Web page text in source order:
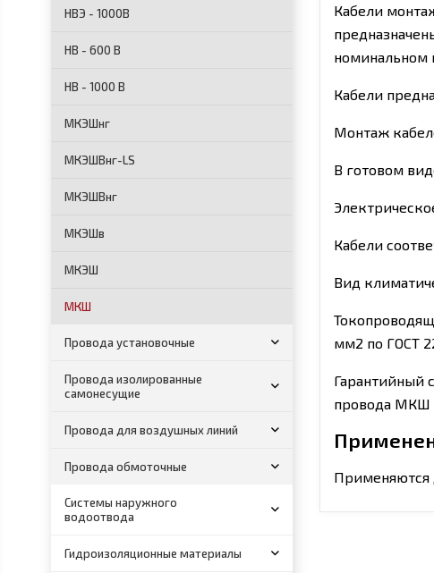
НВЭ - 1000В
НВ - 600 В
НВ - 1000 В
МКЭШнг
МКЭШВнг-LS
МКЭШВнг
МКЭШв
МКЭШ
МКШ
Провода установочные
Провода изолированные
самонесущие
Провода для воздушных линий
Провода обмоточные
Системы наружного
водоотвода
Гидроизоляционные материалы
Кабели
номинальном
Кабели
Монтаж
В готовом
Кабели
Вид
мм2 по ГОСТ
Гарантийный
провода МКШ
Применяются